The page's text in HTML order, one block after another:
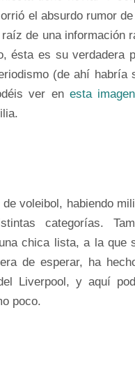
el absurdo rumor
de una información
ésta es su verdadera
(de ahí habría
ver en esta imagen
voleibol, habiendo
categorías.
chica lista, a la que
de esperar, ha
Liverpool, y aquí
poco.